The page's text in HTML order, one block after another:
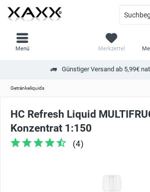
Günstiger Versand ab 5,99€
Merkzettel
Menü
Getränkeliquids
HC Refresh Liquid
Konzentrat 1:150
(4)